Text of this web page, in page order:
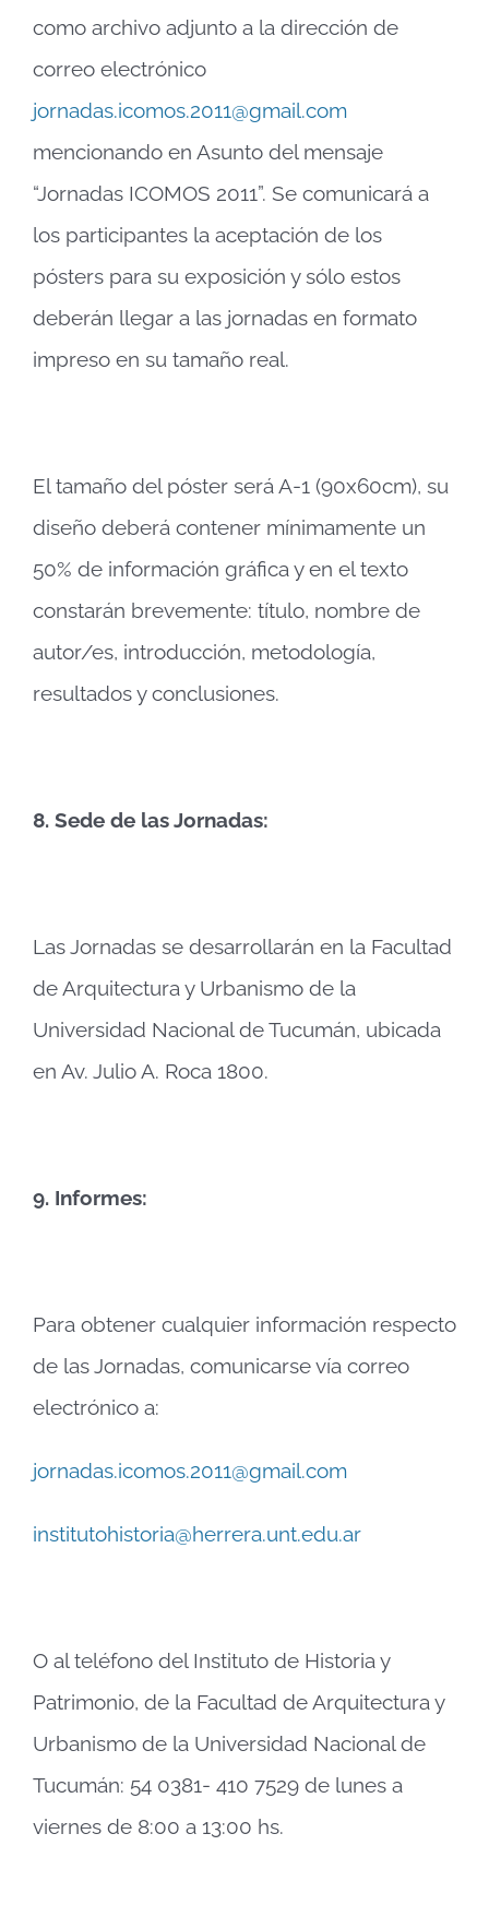
como archivo adjunto a la dirección de
correo electrónico
jornadas.icomos.2011@gmail.com
mencionando en Asunto del mensaje
“Jornadas ICOMOS 2011”. Se comunicará a
los participantes la aceptación de los
pósters para su exposición y sólo estos
deberán llegar a las jornadas en formato
impreso en su tamaño real.
El tamaño del póster será A-1 (90x60cm), su
diseño deberá contener mínimamente un
50% de información gráfica y en el texto
constarán brevemente: título, nombre de
autor/es, introducción, metodología,
resultados y conclusiones.
8. Sede de las Jornadas:
Las Jornadas se desarrollarán en la Facultad
de Arquitectura y Urbanismo de la
Universidad Nacional de Tucumán, ubicada
en Av. Julio A. Roca 1800.
9. Informes:
Para obtener cualquier información respecto
de las Jornadas, comunicarse vía correo
electrónico a:
jornadas.icomos.2011@gmail.com
institutohistoria@herrera.unt.edu.ar
O al teléfono del Instituto de Historia y
Patrimonio, de la Facultad de Arquitectura y
Urbanismo de la Universidad Nacional de
Tucumán: 54 0381- 410 7529 de lunes a
viernes de 8:00 a 13:00 hs.